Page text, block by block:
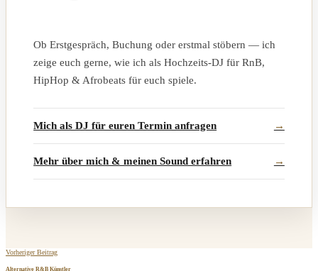
Ob Erstgespräch, Buchung oder erstmal stöbern — ich
zeige euch gerne, wie ich als Hochzeits-DJ für RnB,
HipHop & Afrobeats für euch spiele.
Mich als DJ für euren Termin anfragen
Mehr über mich & meinen Sound erfahren
Vorheriger Beitrag
Alternative R&B Künstler